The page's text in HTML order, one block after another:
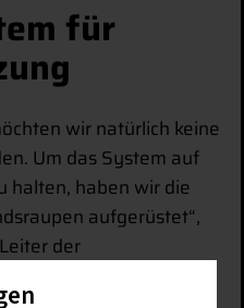
für
wir natürlich keine
Um das System auf
halten, haben wir die
aufgerüstet“,
der
Mit der neuen